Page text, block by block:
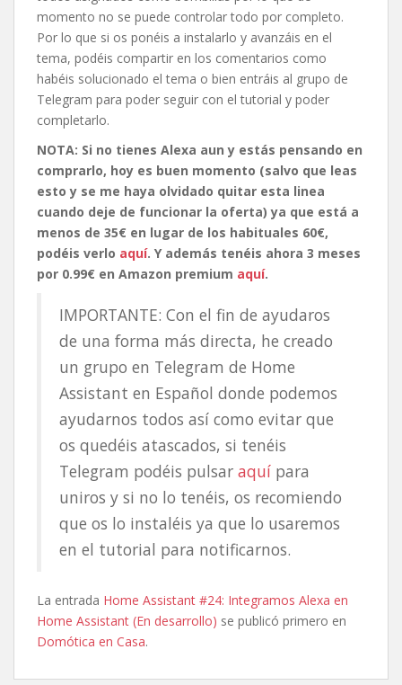
momento no se puede controlar todo por completo.
Por lo que si os ponéis a instalarlo y avanzáis en el
tema, podéis compartir en los comentarios como
habéis solucionado el tema o bien entráis al grupo de
Telegram para poder seguir con el tutorial y poder
completarlo.
NOTA: Si no tienes Alexa aun y estás pensando en
comprarlo, hoy es buen momento (salvo que leas
esto y se me haya olvidado quitar esta linea
cuando deje de funcionar la oferta) ya que está a
menos de 35€ en lugar de los habituales 60€,
podéis verlo aquí. Y además tenéis ahora 3 meses
por 0.99€ en Amazon premium aquí.
IMPORTANTE: Con el fin de ayudaros
de una forma más directa, he creado
un grupo en Telegram de Home
Assistant en Español donde podemos
ayudarnos todos así como evitar que
os quedéis atascados, si tenéis
Telegram podéis pulsar aquí para
uniros y si no lo tenéis, os recomiendo
que os lo instaléis ya que lo usaremos
en el tutorial para notificarnos.
La entrada Home Assistant #24: Integramos Alexa en
Home Assistant (En desarrollo) se publicó primero en
Domótica en Casa.